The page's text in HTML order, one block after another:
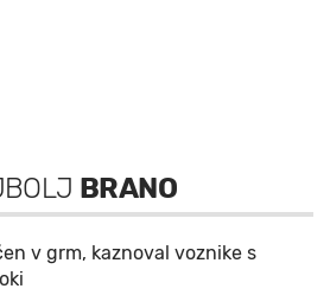
BRANO
v grm, kaznoval voznike s